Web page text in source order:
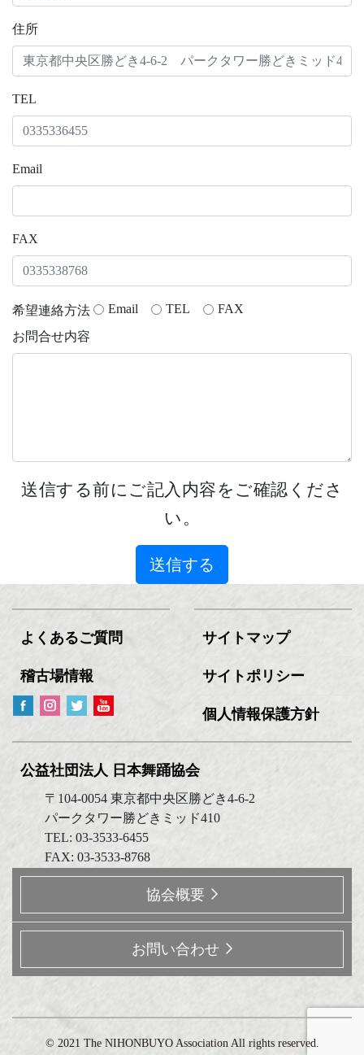
住所
TEL
Email
FAX
希望連絡方法 Email TEL
FAX
お問合せ内容
送信する前にご記入内容をご確認くださ
い。
送信する
よくあるご質問
稽古場情報
サイトマップ
サイトポリシー
個人情報保護方針
公益社団法人 日本舞踊協会
〒104-0054 東京都中央区勝どき4-6-2
パークタワー勝どきミッド410
TEL: 03-3533-6455
FAX: 03-3533-8768
協会概要
お問い合わせ
©️ 2021 The NIHONBUYO Association All rights reserved.